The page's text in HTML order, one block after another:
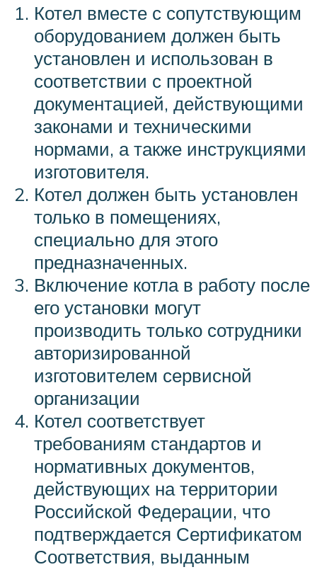
Котел вместе с сопутствующим
оборудованием должен быть
установлен и использован в
соответствии с проектной
документацией, действующими
законами и техническими
нормами, а также инструкциями
изготовителя.
Котел должен быть установлен
только в помещениях,
специально для этого
предназначенных.
Включение котла в работу после
его установки могут
производить только сотрудники
авторизированной
изготовителем сервисной
организации
Котел соответствует
требованиям стандартов и
нормативных документов,
действующих на территории
Российской Федерации, что
подтверждается Сертификатом
Соответствия, выданным